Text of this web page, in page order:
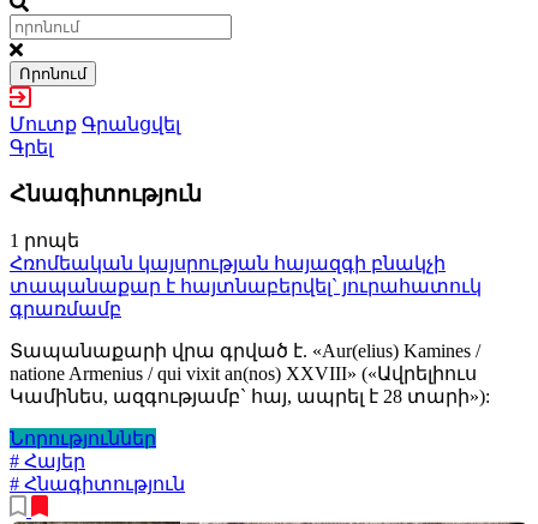
Որոնում
Մուտք Գրանցվել
Գրել
Հնագիտություն
1 րոպե
Հռոմեական կայսրության հայազգի բնակչի
տապանաքար է հայտնաբերվել` յուրահատուկ
գրառմամբ
Տապանաքարի վրա գրված է. «Aur(elius) Kamines /
natione Armenius / qui vixit an(nos) XXVIII» («Ավրելիուս
Կամինես, ազգությամբ` հայ, ապրել է 28 տարի»):
Նորություններ
# Հայեր
# Հնագիտություն